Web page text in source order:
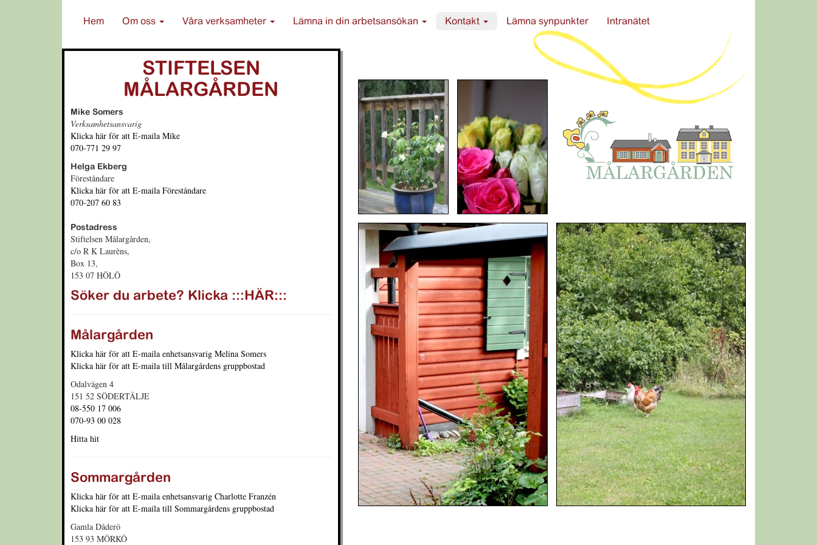
Hem Om oss Våra verksamheter Lämna in din arbetsansökan Kontakt Lämna synpunkter Intranätet
STIFTELSEN
MÅLARGÅRDEN
Mike Somers
Verksamhetsansvarig
Klicka här för att E-maila Mike
070-771 29 97
Helga Ekberg
Föreståndare
Klicka här för att E-maila Föreståndare
070-207 60 83
Postadress
Stiftelsen Målargården,
c/o R K Laurèns,
Box 13,
153 07 HÖLÖ
Söker du arbete? Klicka :::HÄR:::
Målargården
Klicka här för att E-maila enhetsansvarig Melina Somers
Klicka här för att E-maila till Målargårdens gruppbostad
Odalvägen 4
151 52 SÖDERTÄLJE
08-550 17 006
070-93 00 028
Hitta hit
Sommargården
Klicka här för att E-maila enhetsansvarig Charlotte Franzén
Klicka här för att E-maila till Sommargårdens gruppbostad
Gamla Dåderö
153 93 MÖRKÖ